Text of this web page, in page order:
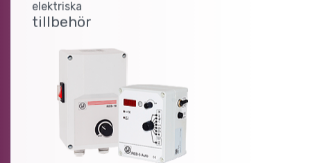
elektriska
tillbehör